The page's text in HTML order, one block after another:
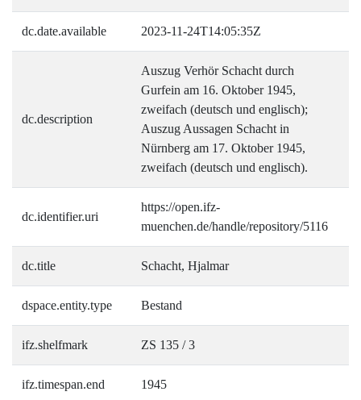
dc.date.available 2023-11-24T14:05:35Z
dc.description
Auszug Verhör Schacht durch
Gurfein am 16. Oktober 1945,
zweifach (deutsch und englisch);
Auszug Aussagen Schacht in
Nürnberg am 17. Oktober 1945,
zweifach (deutsch und englisch).
dc.identifier.uri
https://open.ifz-
muenchen.de/handle/repository/5116
dc.title Schacht, Hjalmar
dspace.entity.type Bestand
ifz.shelfmark ZS 135 / 3
ifz.timespan.end 1945